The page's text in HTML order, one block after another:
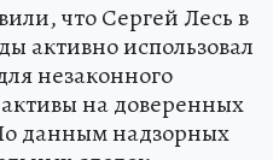
что Сергей Лесь в
активно использовал
незаконного
на доверенных
данным надзорных